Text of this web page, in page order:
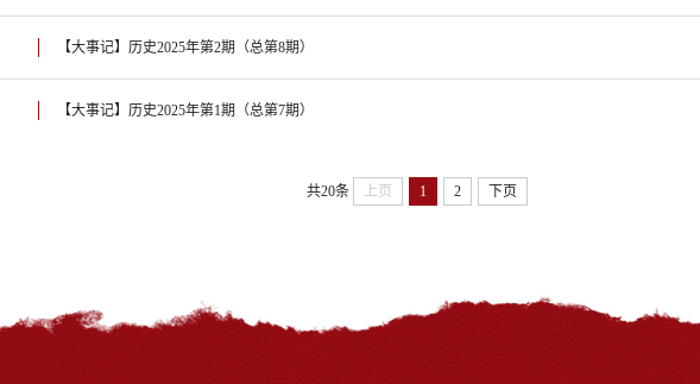
【大事记】历史2025年第2期（总第8期）
【大事记】历史2025年第1期（总第7期）
共20条 上页 1 2 下页